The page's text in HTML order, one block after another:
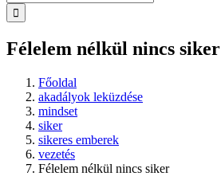
Félelem nélkül nincs siker
Főoldal
akadályok leküzdése
mindset
siker
sikeres emberek
vezetés
Félelem nélkül nincs siker